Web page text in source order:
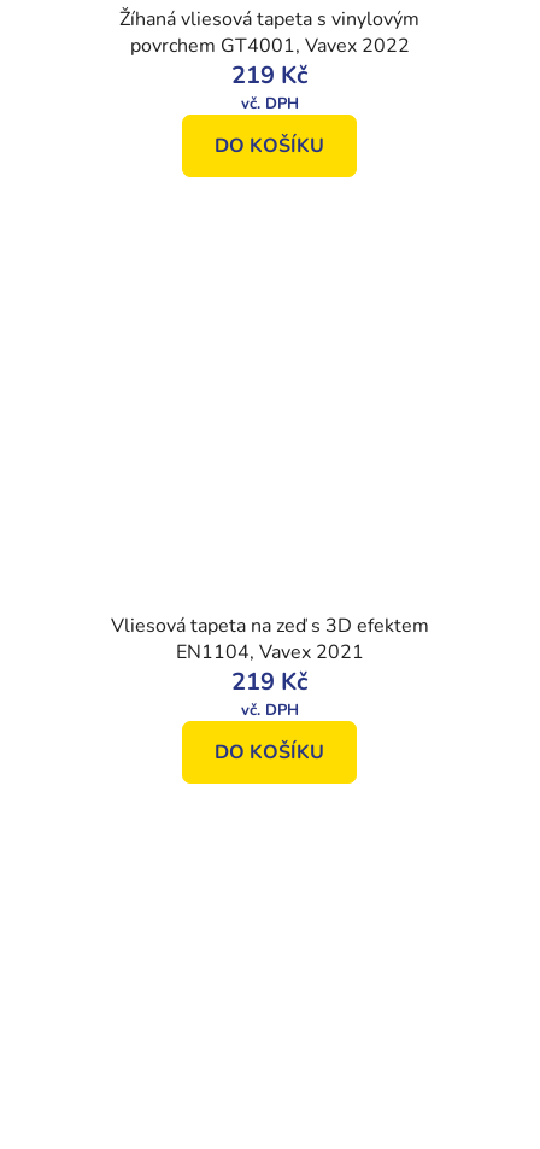
Žíhaná vliesová tapeta s vinylovým
povrchem GT4001, Vavex 2022
219 Kč
DO KOŠÍKU
Vliesová tapeta na zeď s 3D efektem
EN1104, Vavex 2021
219 Kč
DO KOŠÍKU